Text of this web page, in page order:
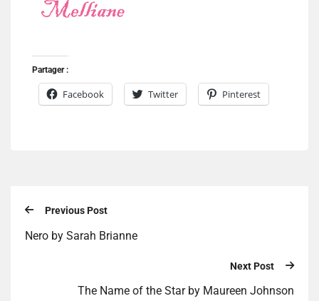
Partager :
Facebook Twitter Pinterest
Previous Post
Nero by Sarah Brianne
Next Post
The Name of the Star by Maureen Johnson